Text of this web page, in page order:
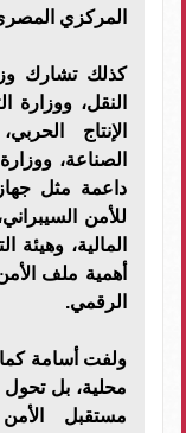
المركزي
كذلك تشارك
النقل، ووزارة
الإنتاج
الصناعة،
داعمة مثل
المالية،
أهمية ملف
الرقمي.
ولفت أسامة
محلية، بل تحول
مستقبل